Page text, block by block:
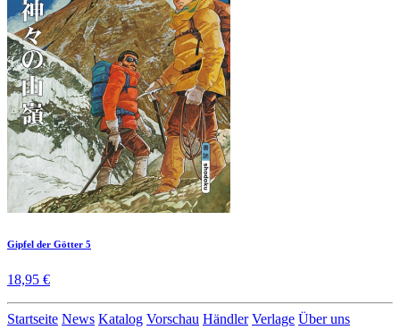
Gipfel der Götter 5
18,95 €
Startseite News Katalog Vorschau Händler Verlage Über uns